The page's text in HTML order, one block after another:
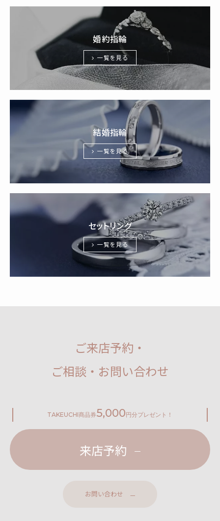
婚約指輪
一覧を見る
結婚指輪
一覧を見る
セットリング
一覧を見る
ご来店予約・
ご相談・お問い合わせ
TAKEUCHI商品券5,000 円分プレゼント！
来店予約
お問い合わせ